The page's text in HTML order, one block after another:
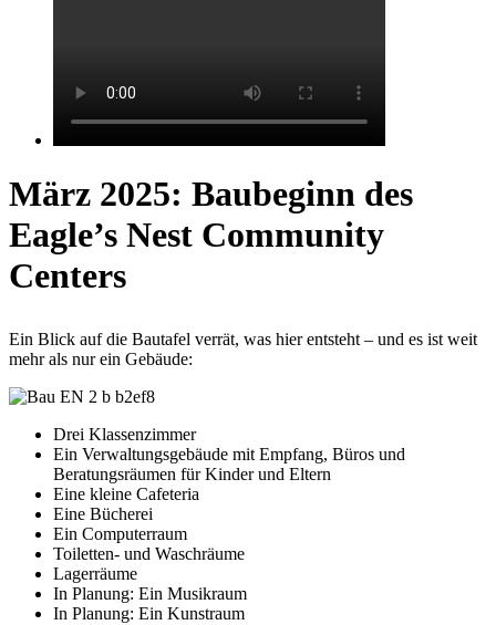
März 2025: Baubeginn des
Eagle’s Nest Community
Centers
Ein Blick auf die Bautafel verrät, was hier entsteht – und es ist weit
mehr als nur ein Gebäude:
Drei Klassenzimmer
Ein Verwaltungsgebäude mit Empfang, Büros und
Beratungsräumen für Kinder und Eltern
Eine kleine Cafeteria
Eine Bücherei
Ein Computerraum
Toiletten- und Waschräume
Lagerräume
In Planung: Ein Musikraum
In Planung: Ein Kunstraum